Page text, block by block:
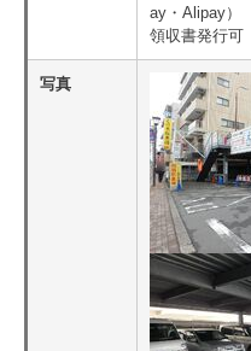
ay・Alipay）
領収書発行可
写真